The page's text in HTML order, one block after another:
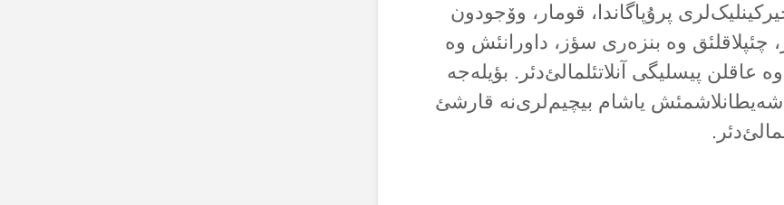
پرۇپاگاندا، قومار، وۆجودون
چئپلاقلئق وە بنزەری سؤز، داورانئش وە
عاقلن پیسلیگی آنلاتئلمالئ‌دئر. بؤیلەجە
یاشام بیچیم‌لری‌نە قارشئ